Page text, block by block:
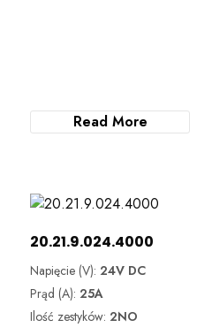
Read More
20.21.9.024.4000
Napięcie (V): 24V DC
Prąd (A): 25A
Ilość zestyków: 2NO